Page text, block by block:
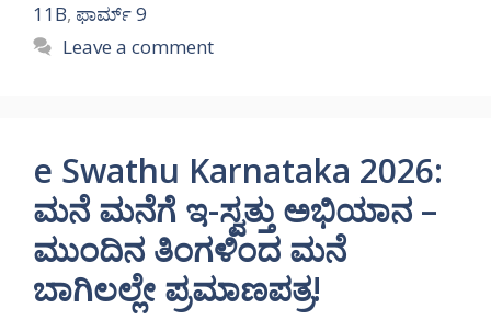
11B, ಫಾರ್ಮ್ 9
Leave a comment
e Swathu Karnataka 2026:
ಮನೆ ಮನೆಗೆ ಇ-ಸ್ವತ್ತು ಅಭಿಯಾನ –
ಮುಂದಿನ ತಿಂಗಳಿಂದ ಮನೆ
ಬಾಗಿಲಲ್ಲೇ ಪ್ರಮಾಣಪತ್ರ!